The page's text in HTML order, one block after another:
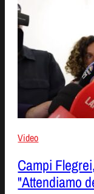
Video
Campi
"Attendiamo